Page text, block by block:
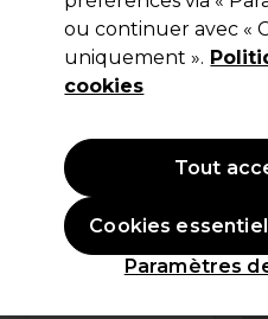
d’Ananas 200ml
(1)
20,64 €
ou continuer avec «
uniquement ».
cookies
Paramètres
Cookies
Tout